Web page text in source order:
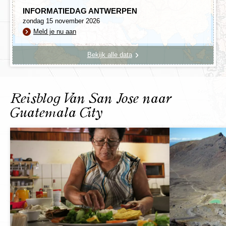
De volgende dag steken de grens over naar Honduras,
waar we op zoek gaan naar de geschiedenis van de
Maya’s. In de buurt van de grens met Guatemala vinden
we de Copán Ruinas: een vredig bergdorpje met een
karakteristiek centrum. Vanuit ons hotel hebben wij
uitzichten over de weidse omgeving. Op slechts een
kilometer afstand liggen de ruïnes van de eeuwenoude
Mayastad Copán, die in de periode van 250 tot 900 n.C.
een zeer bedrijvig centrum was. Dat de Maya's indertijd
begaafde astronomen waren, blijkt uit de wijze waarop
INFORMATIEDAG ANTWERPEN
zondag 15 november 2026
Meld je nu aan
Bekijk alle data
Reisblog Van San Jose naar
Guatemala City